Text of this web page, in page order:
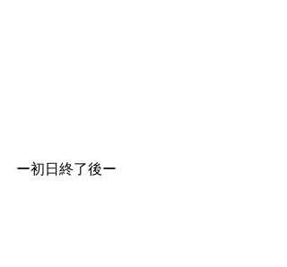
ー初日終了後ー